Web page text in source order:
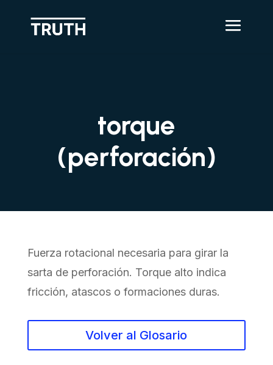
torque
(perforación)
Fuerza rotacional necesaria para girar la
sarta de perforación. Torque alto indica
fricción, atascos o formaciones duras.
Volver al Glosario